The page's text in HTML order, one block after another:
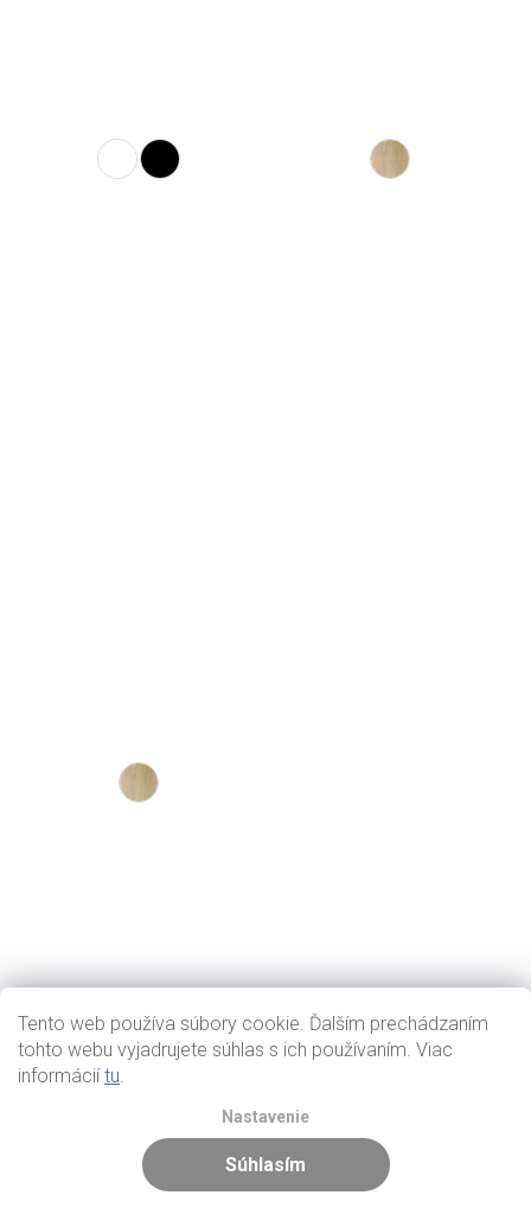
Tento web používa súbory cookie. Ďalším prechádzaním
tohto webu vyjadrujete súhlas s ich používaním. Viac
informáciítu.
Nastavenie
Súhlasím